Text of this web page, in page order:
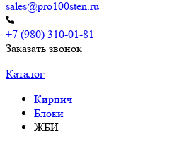
sales@pro100sten.ru
+7 (980) 310-01-81
Заказать звонок
Каталог
Кирпич
Блоки
ЖБИ